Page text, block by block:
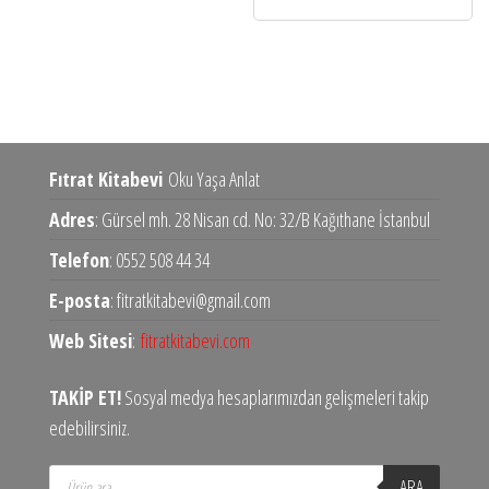
Fıtrat Kitabevi Oku Yaşa Anlat
Adres: Gürsel mh. 28 Nisan cd. No: 32/B Kağıthane İstanbul
Telefon: 0552 508 44 34
E-posta: fitratkitabevi@gmail.com
Web Sitesi: fitratkitabevi.com
TAKİP ET!Sosyal medya hesaplarımızdan gelişmeleri takip
edebilirsiniz.
Products